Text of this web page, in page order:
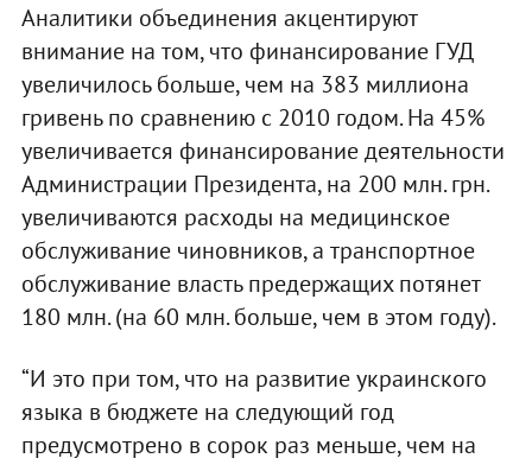
Аналитики объединения акцентируют
внимание на том, что финансирование ГУД
увеличилось больше, чем на 383 миллиона
гривень по сравнению с 2010 годом. На 45%
увеличивается финансирование деятельности
Администрации Президента, на 200 млн. грн.
увеличиваются расходы на медицинское
обслуживание чиновников, а транспортное
обслуживание власть предержащих потянет
180 млн. (на 60 млн. больше, чем в этом году).
“И это при том, что на развитие украинского
языка в бюджете на следующий год
предусмотрено в сорок раз меньше, чем на